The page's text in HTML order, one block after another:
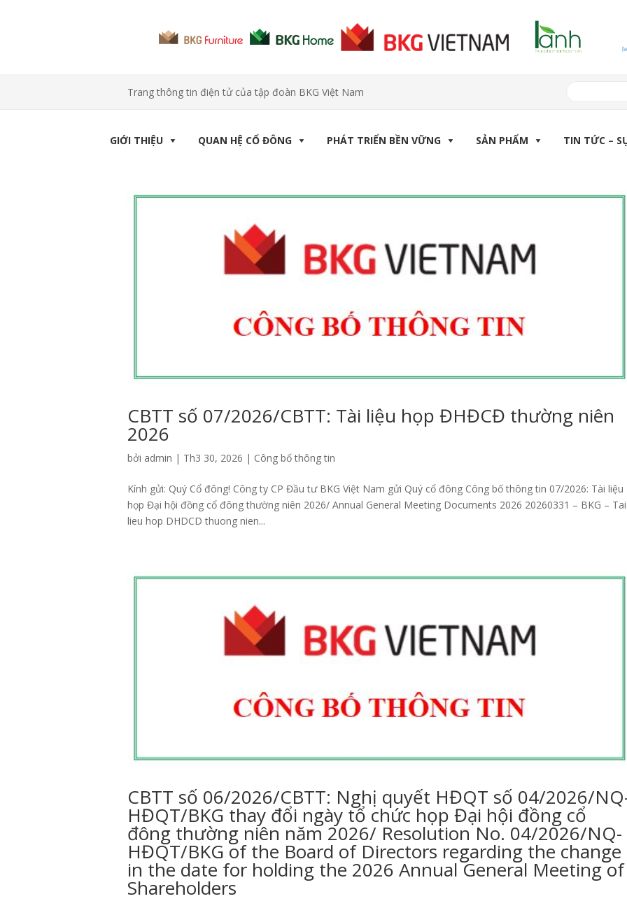
Trang thông tin điện tử của tập đoàn BKG Việt Nam
GIỚI THIỆU QUAN HỆ CỔ ĐÔNG PHÁT TRIỂN BỀN VỮNG SẢN PHẨM TIN TỨC –
CBTT số 07/2026/CBTT: Tài liệu họp ĐHĐCĐ thường niên
2026
bởi admin | Th3 30, 2026 | Công bố thông tin
Kính gửi: Quý Cổ đông! Công ty CP Đầu tư BKG Việt Nam gửi Quý cổ đông Công bố thông tin 07/2026: Tài liệu
họp Đại hội đồng cổ đông thường niên 2026/ Annual General Meeting Documents 2026 20260331 – BKG – Tai
lieu hop DHDCD thuong nien...
CBTT số 06/2026/CBTT: Nghị quyết HĐQT số 04/2026/
HĐQT/BKG thay đổi ngày tổ chức họp Đại hội đồng cổ
đông thường niên năm 2026/ Resolution No. 04/2026/NQ-
HĐQT/BKG of the Board of Directors regarding the change
in the date for holding the 2026 Annual General Meeting of
Shareholders